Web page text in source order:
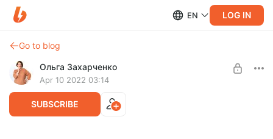
EN LOG IN
Go to blog
Ольга Захарченко
Apr 10 2022 03:14
SUBSCRIBE